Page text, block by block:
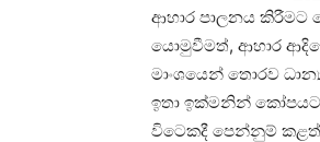
ආහාර පාලනය කිරීමට
යොමුවීමත්, ආහාර
මාංශයෙන් තොරව
ඉතා ඉක්‌මනින් කෝපයට
විටෙකදී පෙන්නුම් කළත්